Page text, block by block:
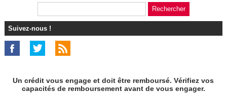
Suivez-nous !
Un crédit vous engage et doit être remboursé. Vérifiez vos
capacités de remboursement avant de vous engager.